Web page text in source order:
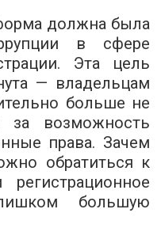
должна была
в сфере
Эта цель
— владельцам
больше не
за возможность
права. Зачем
обратиться к
большую